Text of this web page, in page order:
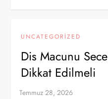
UNCATEGORIZED
Dis Macunu
Dikkat Edilmeli